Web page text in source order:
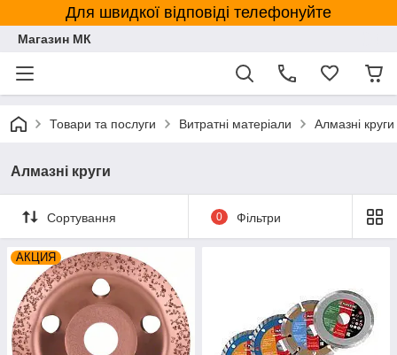
Для швидкої відповіді телефонуйте
Магазин МК
Товари та послуги Витратні матеріали Алмазні круги
Алмазні круги
Сортування 0 Фільтри
АКЦИЯ